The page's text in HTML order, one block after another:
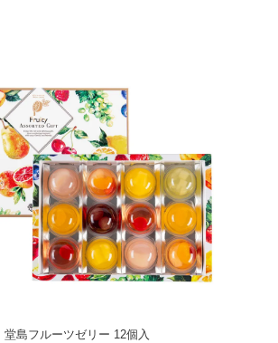
堂島フルーツゼリー 12個入